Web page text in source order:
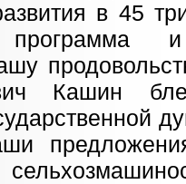
в 45
программа
Кашин